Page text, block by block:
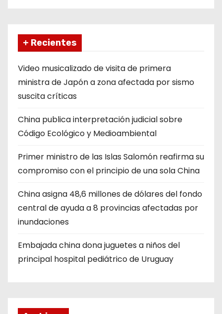
+ Recientes
Video musicalizado de visita de primera
ministra de Japón a zona afectada por sismo
suscita críticas
China publica interpretación judicial sobre
Código Ecológico y Medioambiental
Primer ministro de las Islas Salomón reafirma su
compromiso con el principio de una sola China
China asigna 48,6 millones de dólares del fondo
central de ayuda a 8 provincias afectadas por
inundaciones
Embajada china dona juguetes a niños del
principal hospital pediátrico de Uruguay